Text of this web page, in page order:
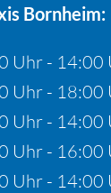
Bornheim:
Uhr - 14:00
Uhr - 18:00
Uhr - 14:00
Uhr - 16:00
Uhr - 14:00